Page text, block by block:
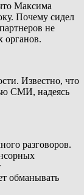
Максима
Почему сидел
не
органов.
Известно, что
СМИ, надеясь
разговоров.
обманывать